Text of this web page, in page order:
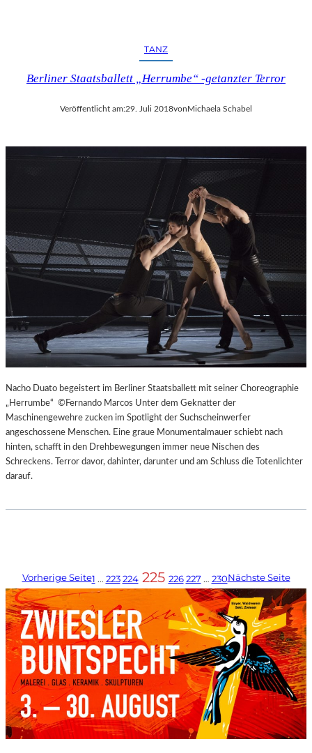
TANZ
Berliner Staatsballett „Herrumbe“ -getanzter Terror
Veröffentlicht am:29. Juli 2018vonMichaela Schabel
Nacho Duato begeistert im Berliner Staatsballett mit seiner Choreographie
„Herrumbe“ ©Fernando Marcos Unter dem Geknatter der
Maschinengewehre zucken im Spotlight der Suchscheinwerfer
angeschossene Menschen. Eine graue Monumentalmauer schiebt nach
hinten, schafft in den Drehbewegungen immer neue Nischen des
Schreckens. Terror davor, dahinter, darunter und am Schluss die Totenlichter
darauf.
Vorherige Seite1 … 223 224 225 226 227 … 230Nächste Seite